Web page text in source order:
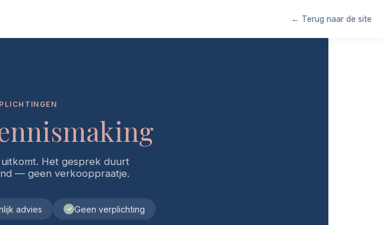
← Terug naar de site
Het gesprek duurt
— geen verkooppraatje.
advies ✓ Geen verplichting